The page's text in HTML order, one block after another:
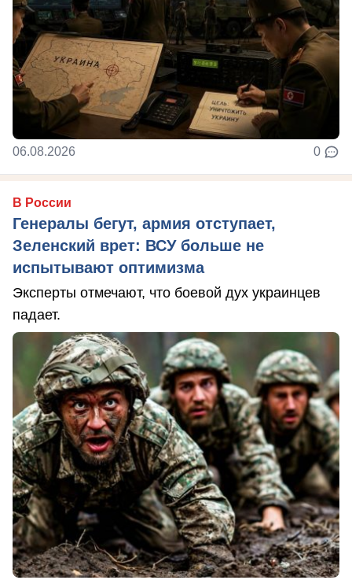
06.08.2026 0
В России
Генералы бегут, армия отступает,
Зеленский врет: ВСУ больше не
испытывают оптимизма
Эксперты отмечают, что боевой дух украинцев
падает.